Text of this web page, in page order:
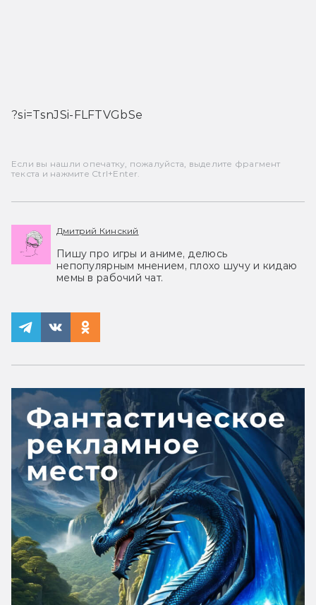
?si=TsnJSi-FLFTVGbSe
Если вы нашли опечатку, пожалуйста, выделите фрагмент
текста и нажмите Ctrl+Enter.
Дмитрий Кинский
Пишу про игры и аниме, делюсь
непопулярным мнением, плохо шучу и кидаю
мемы в рабочий чат.